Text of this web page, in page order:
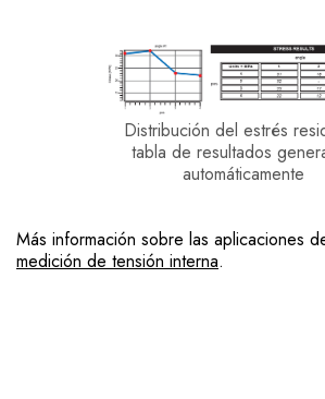
Distribución del estrés
tabla de resultados
automáticamente
Más información sobre las aplicaciones
medición de tensión interna.